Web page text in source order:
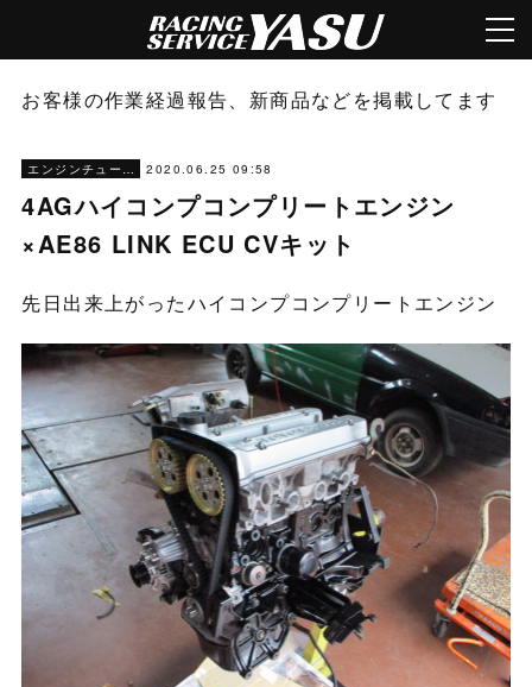
お客様の作業経過報告、新商品などを掲載してます
エンジンチューニング 2020.06.25 09:58
4AGハイコンプコンプリートエンジン
×AE86 LINK ECU CVキット
先日出来上がったハイコンプコンプリートエンジン